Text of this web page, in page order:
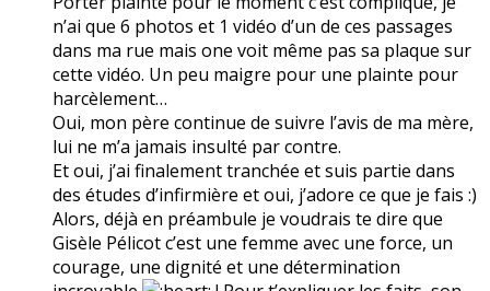
n’ai que 6 photos et 1 vidéo d’un de ces passages
dans ma rue mais one voit même pas sa plaque sur
cette vidéo. Un peu maigre pour une plainte pour
harcèlement…
Oui, mon père continue de suivre l’avis de ma mère,
lui ne m’a jamais insulté par contre.
Et oui, j’ai finalement tranchée et suis partie dans
des études d’infirmière et oui, j’adore ce que je fais :)
Alors, déjà en préambule je voudrais te dire que
Gisèle Pélicot c’est une femme avec une force, un
courage, une dignité et une détermination